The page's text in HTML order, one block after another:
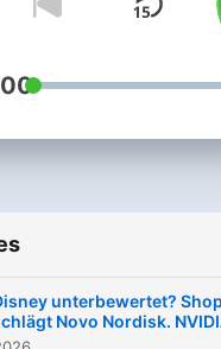
unterbewertet?
Novo Nordisk.